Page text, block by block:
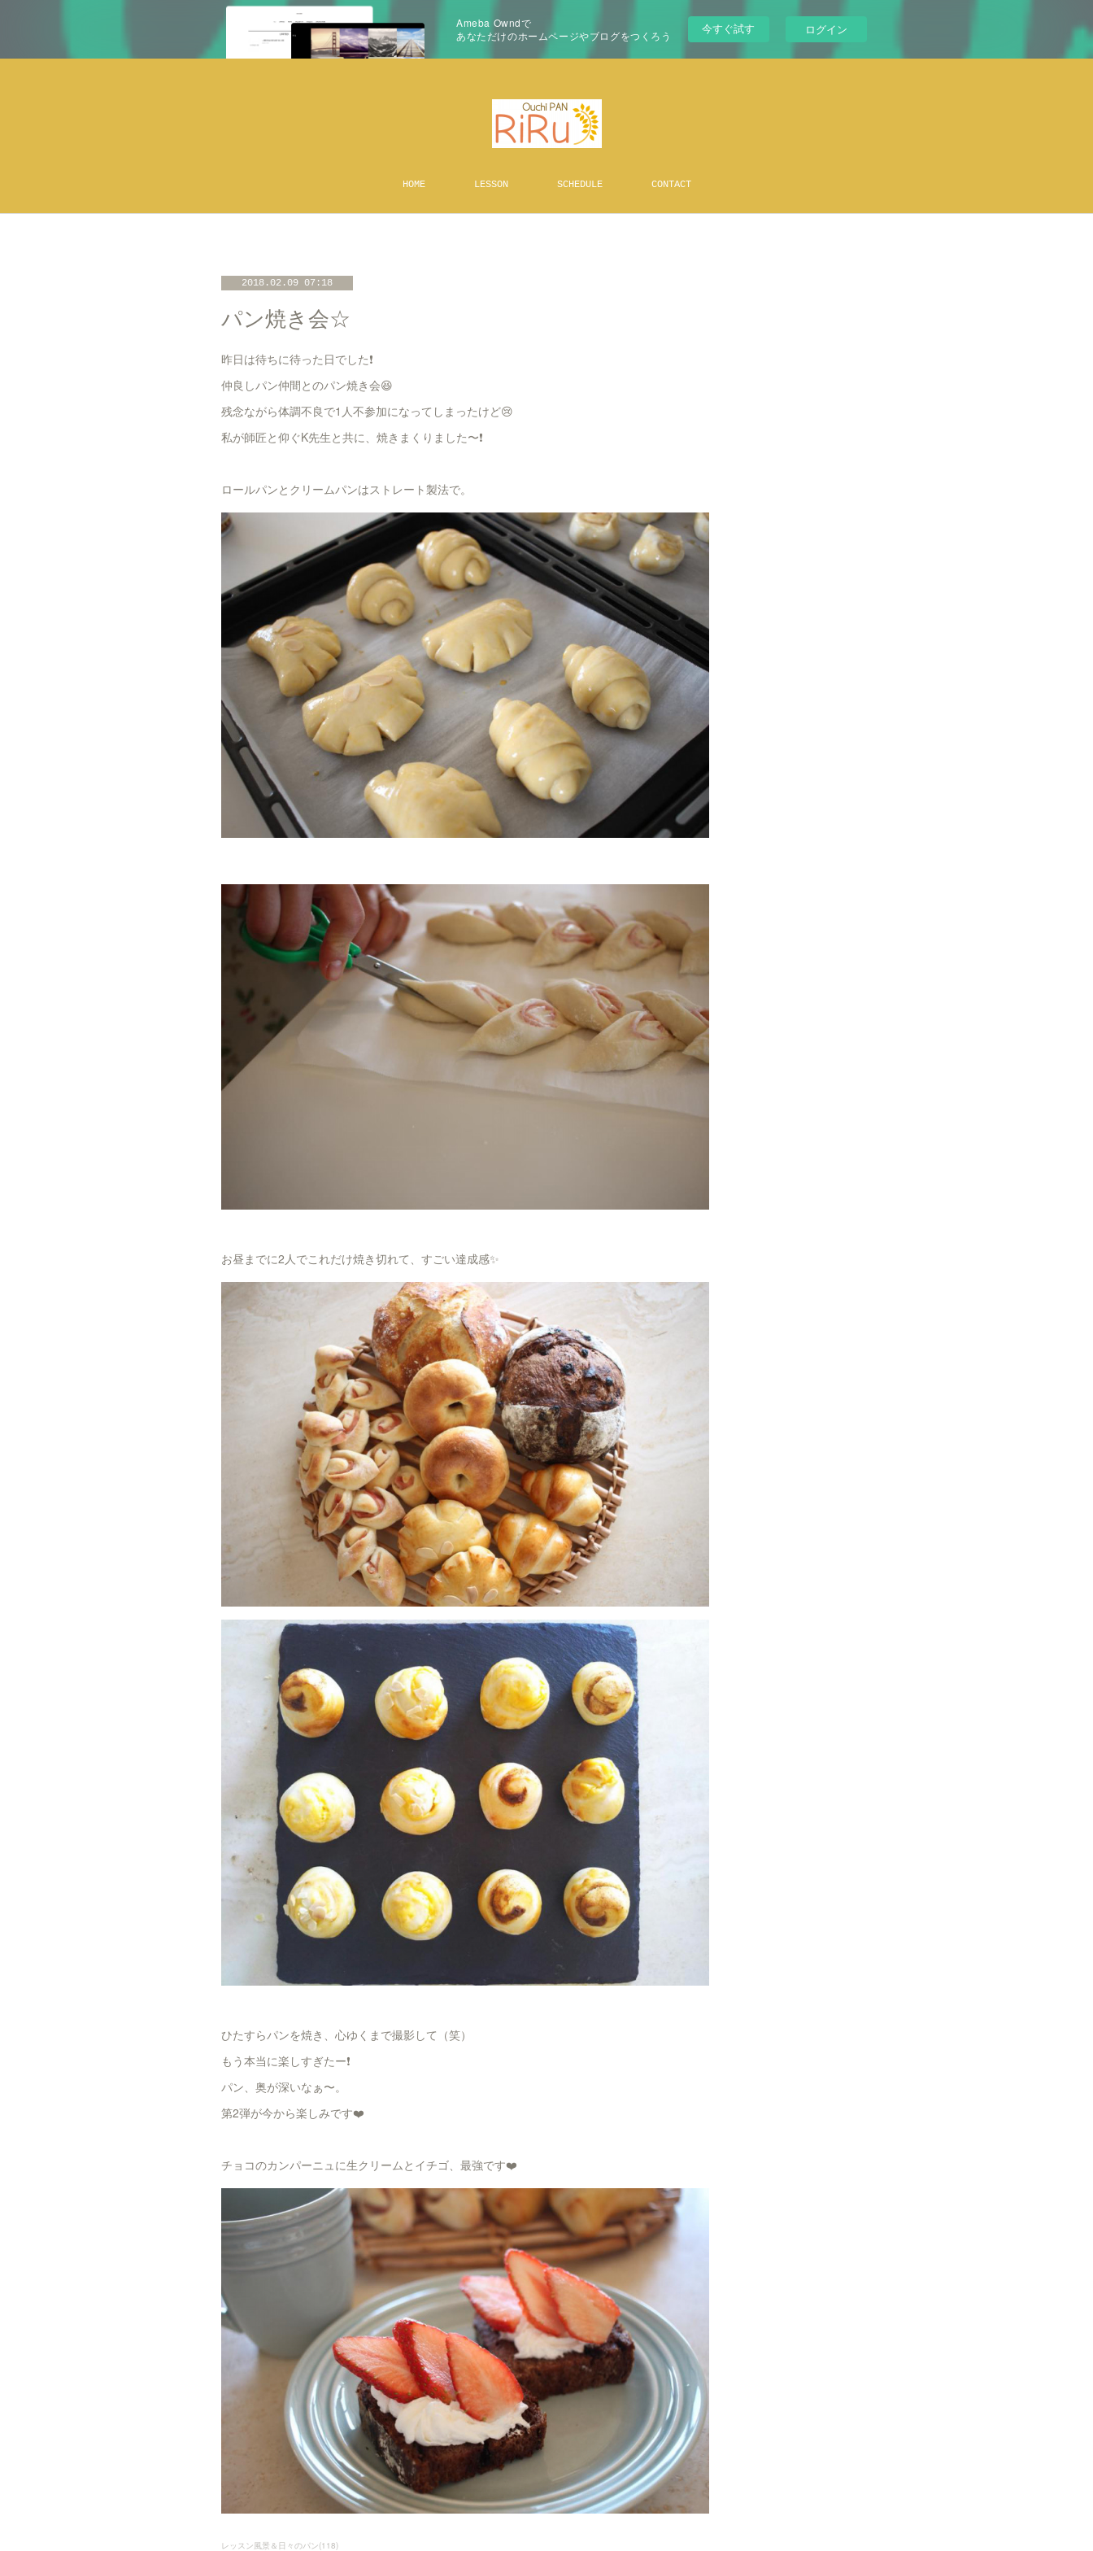
Ameba Owndで
あなただけのホームページやブログをつくろう
今すぐ試す ログイン
HOME LESSON SCHEDULE CONTACT
2018.02.09 07:18
パン焼き会☆
昨日は待ちに待った日でした❗️
仲良しパン仲間とのパン焼き会😆
残念ながら体調不良で1人不参加になってしまったけど😢
私が師匠と仰ぐK先生と共に、焼きまくりました〜❗️
ロールパンとクリームパンはストレート製法で。
お昼までに2人でこれだけ焼き切れて、すごい達成感✨
ひたすらパンを焼き、心ゆくまで撮影して（笑）
もう本当に楽しすぎたー❗️
パン、奥が深いなぁ〜。
第2弾が今から楽しみです❤️
チョコのカンパーニュに生クリームとイチゴ、最強です❤️
レッスン風景＆日々のパン(118)